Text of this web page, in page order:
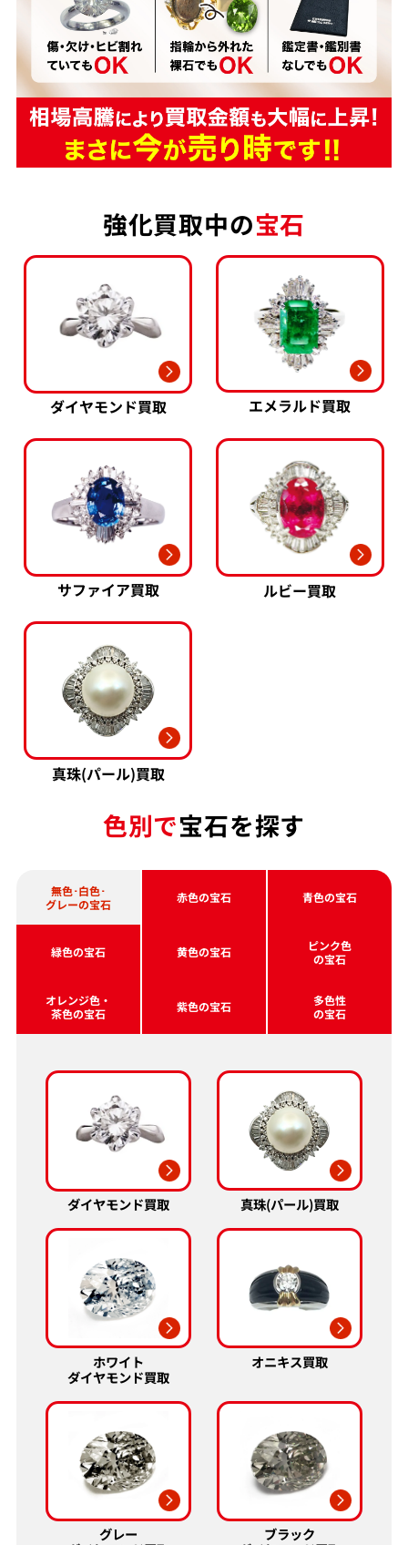
強化買取中の宝石
ダイヤモンド買取 エメラルド買取
サファイア買取 ルビー買取
真珠(パール)買取
色別で宝石を探す
無色･白色･
グレーの宝石
赤色の宝石 青色の宝石
緑色の宝石 黄色の宝石
ピンク色
の宝石
オレンジ色・
茶色の宝石
紫色の宝石
多色性
の宝石
ダイヤモンド買取 真珠(パール)買取
ホワイト
ダイヤモンド買取
オニキス買取
グレー
ブラック